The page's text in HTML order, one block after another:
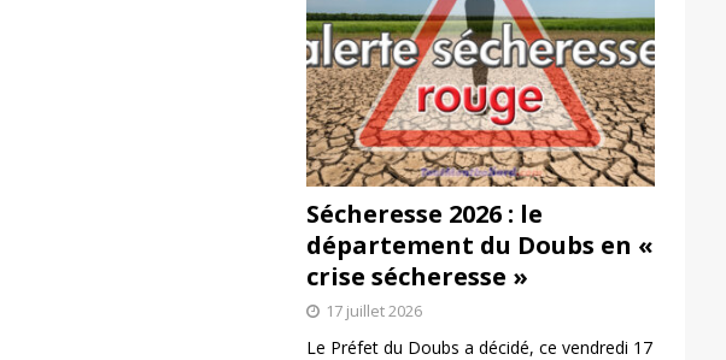
Sécheresse 2026 : le
département du Doubs en «
crise sécheresse »
17 juillet 2026
Le Préfet du Doubs a décidé, ce vendredi 17